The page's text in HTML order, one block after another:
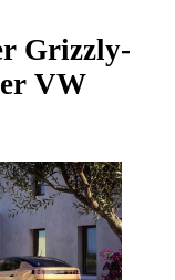
Grizzly-
VW